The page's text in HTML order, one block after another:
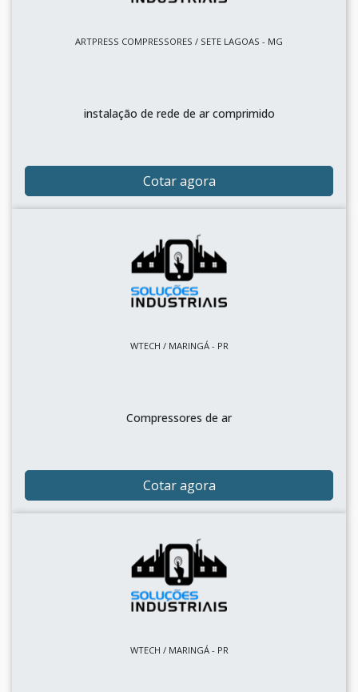
ARTPRESS COMPRESSORES / SETE LAGOAS - MG
instalação de rede de ar comprimido
Cotar agora
WTECH / MARINGÁ - PR
Compressores de ar
Cotar agora
WTECH / MARINGÁ - PR